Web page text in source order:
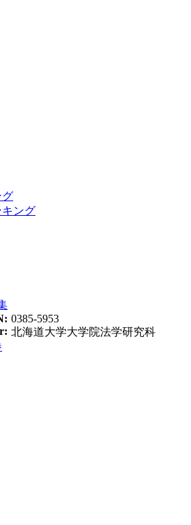
グ
ング
0385-5953
北海道大学大学院法学研究科